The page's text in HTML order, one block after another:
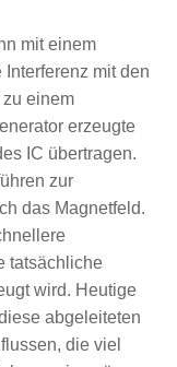
mit einem
mit den
einem
erzeugte
IC übertragen.
zur
das Magnetfeld.
tatsächliche
wird. Heutige
abgeleiteten
die viel